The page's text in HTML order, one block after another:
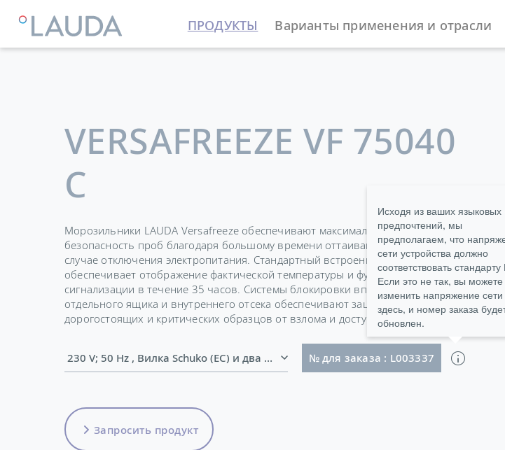
ПРОДУКТЫ Варианты применения и отрасли
LAUDA Термостатирующие устройства Морозильное оборудование
VERSAFREEZE VF 75040
C
Морозильники LAUDA Versafreeze обеспечивают максимальную
безопасность проб благодаря большому времени оттаивания, даже в
случае отключения электропитания. Стандартный встроенный аккумулятор
обеспечивает отображение фактической температуры и функций
сигнализации в течение 35 часов. Системы блокировки вплоть до
отдельного ящика и внутреннего отсека обеспечивают защиту
дорогостоящих и критических образцов от взлома и доступа.
230 V; 50 Hz , Вилка Schuko (ЕС) и два адаптера: BS 1363 (Великобритания) и
№ для заказа : L003337
Исходя из ваших языковых
предпочтений, мы
предполагаем, что
сети устройства должно
соответствовать
Если это не так, вы можете
изменить напряжение сети
здесь, и номер заказа
обновлен.
Запросить продукт